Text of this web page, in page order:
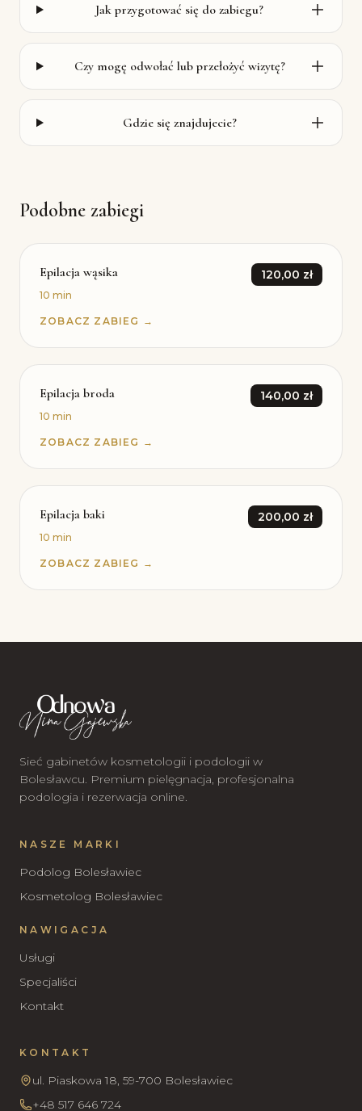
Jak przygotować się do zabiegu?
Czy mogę odwołać lub przełożyć wizytę?
Gdzie się znajdujecie?
Podobne zabiegi
Epilacja wąsika 120,00 zł
10 min
ZOBACZ ZABIEG →
Epilacja broda 140,00 zł
10 min
ZOBACZ ZABIEG →
Epilacja baki 200,00 zł
10 min
ZOBACZ ZABIEG →
Sieć gabinetów kosmetologii i podologii w
Bolesławcu. Premium pielęgnacja, profesjonalna
podologia i rezerwacja online.
NASZE MARKI
Podolog Bolesławiec
Kosmetolog Bolesławiec
NAWIGACJA
Usługi
Specjaliści
Kontakt
KONTAKT
ul. Piaskowa 18, 59-700 Bolesławiec
+48 517 646 724